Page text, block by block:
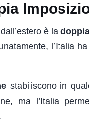
è la
l’Italia
stabiliscono in
ma l’Italia